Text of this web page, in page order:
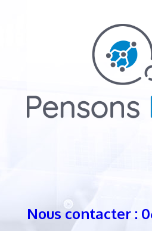
Nous contacter :